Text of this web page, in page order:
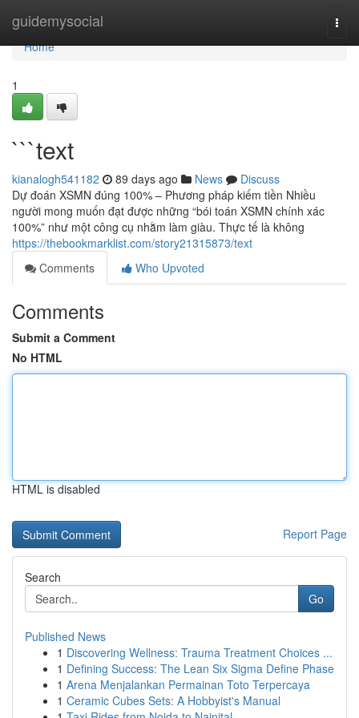
guidemysocial
Home
Home
1
```text
kianalogh541182 89 days ago News
Discuss
Dự đoán XSMN đúng 100% – Phương pháp kiếm tiền Nhiều
người mong muốn đạt được những “bói toán XSMN chính xác
100%” như một công cụ nhằm làm giàu. Thực tế là không
https://thebookmarklist.com/story21315873/text
Comments
Who Upvoted
Comments
Submit a Comment
No HTML
HTML is disabled
Report Page
Search
Go
Published News
1 Discovering Wellness: Trauma Treatment Choices ...
1 Defining Success: The Lean Six Sigma Define Phase
1 Arena Menjalankan Permainan Toto Terpercaya
1 Ceramic Cubes Sets: A Hobbyist's Manual